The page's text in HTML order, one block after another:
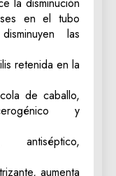
en el tubo
las
retenida en la
de caballo,
y
antiséptico,
aumenta